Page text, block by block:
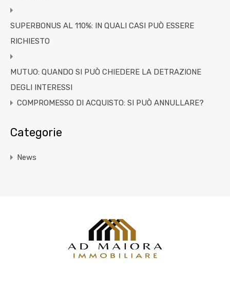
SUPERBONUS AL 110%: IN QUALI CASI PUÒ ESSERE
RICHIESTO
MUTUO: QUANDO SI PUÒ CHIEDERE LA DETRAZIONE
DEGLI INTERESSI
COMPROMESSO DI ACQUISTO: SI PUÒ ANNULLARE?
Categorie
News